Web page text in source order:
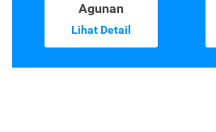
Agunan
Lihat Detail